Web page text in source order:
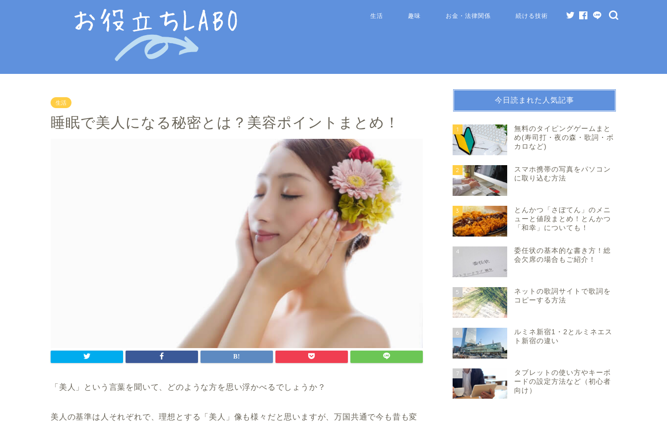
生活 趣味 お金・法律関係 続ける技術
生活
睡眠で美人になる秘密とは？美容ポイントまとめ！
「美人」という言葉を聞いて、どのような方を思い浮かべるでしょうか？
美人の基準は人それぞれで、理想とする「美人」像も様々だと思いますが、万国共通で今も昔も変
今日読まれた人気記事
1
無料のタイピングゲームまと
め(寿司打・夜の森・歌詞・ボ
カロなど)
2
スマホ携帯の写真をパソコン
に取り込む方法
3
とんかつ「さぼてん」のメニ
ューと値段まとめ！とんかつ
「和幸」についても！
4
委任状の基本的な書き方！総
会欠席の場合もご紹介！
5
ネットの歌詞サイトで歌詞を
コピーする方法
6
ルミネ新宿1・2とルミネエス
ト新宿の違い
7
タブレットの使い方やキーボ
ードの設定方法など（初心者
向け）